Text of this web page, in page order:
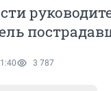
3 787